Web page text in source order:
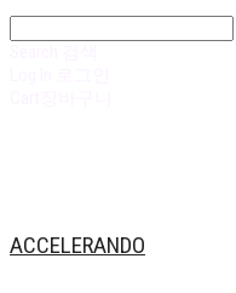
ACCELERANDO